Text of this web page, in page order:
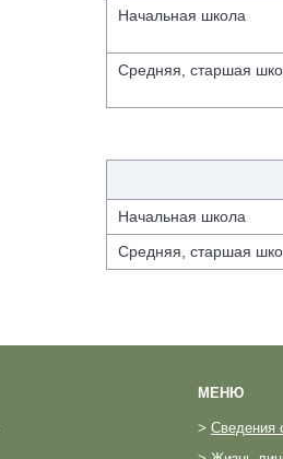
Начальная школа
Средняя, старшая
Начальная школа
Средняя, старшая
МЕНЮ
> Сведения